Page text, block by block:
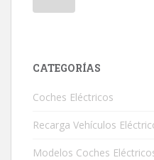
CATEGORÍAS
Coches Eléctricos
Recarga Vehículos
Modelos Coches